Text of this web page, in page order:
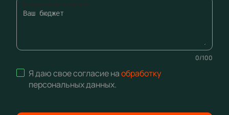
0/100
Я даю свое согласие наобработку
персональных данных.